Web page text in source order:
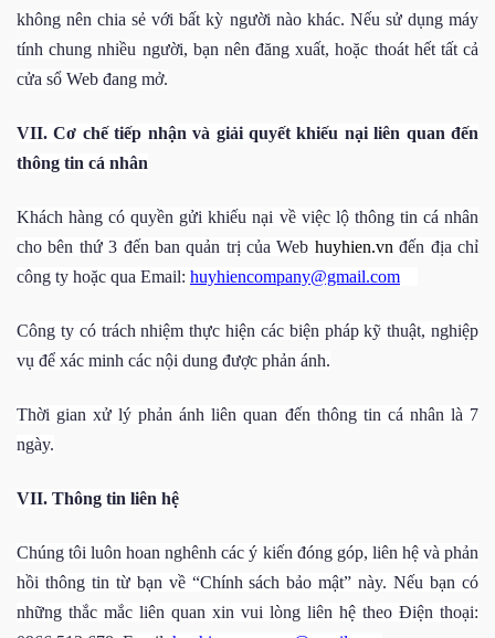
không nên chia sẻ với bất kỳ người nào khác. Nếu sử dụng máy
tính chung nhiều người, bạn nên đăng xuất, hoặc thoát hết tất cả
cửa sổ Web đang mở.
VII. Cơ chế tiếp nhận và giải quyết khiếu nại liên quan đến
thông tin cá nhân
Khách hàng có quyền gửi khiếu nại về việc lộ thông tin cá nhân
cho bên thứ 3 đến ban quản trị của Web huyhien.vnđến địa chỉ
công ty hoặc qua Email: huyhiencompany@gmail.com
Công ty có trách nhiệm thực hiện các biện pháp kỹ thuật, nghiệp
vụ để xác minh các nội dung được phản ánh.
Thời gian xử lý phản ánh liên quan đến thông tin cá nhân là 7
ngày.
VII. Thông tin liên hệ
Chúng tôi luôn hoan nghênh các ý kiến đóng góp, liên hệ và phản
hồi thông tin từ bạn về “Chính sách bảo mật” này. Nếu bạn có
những thắc mắc liên quan xin vui lòng liên hệ theo Điện thoại: